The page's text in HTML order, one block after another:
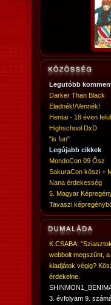
Legutóbb
Darker Than Black
Eladnék!/Vennék!
Hentai - 18 éven
Highschool DxD
"is fun"
Legújabb cikkek
MondoCon 09 Ősz
SakuraCon köszi +
Nana érdekesség
5. Magyar
Tavaszi
K.CSABA:
webbolt megszűnt,
kiadjátok végig?
érdekelne.
3. évfolyam 9.